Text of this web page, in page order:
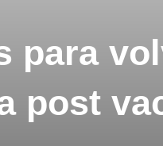
para
post